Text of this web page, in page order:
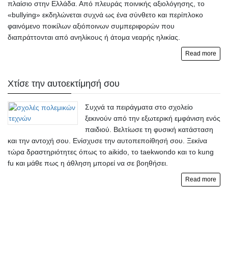
πλαίσιο στην Ελλάδα. Από πλευράς ποινικής αξιολόγησης, το
«bullying» εκδηλώνεται συχνά ως ένα σύνθετο και περίπλοκο
φαινόμενο ποικίλων αξιόποινων συμπεριφορών που
διαπράττονται από ανηλίκους ή άτομα νεαρής ηλικίας.
Read more
Χτίσε την αυτοεκτίμησή σου
Συχνά τα πειράγματα στο σχολείο
ξεκινούν από την εξωτερική εμφάνιση ενός
παιδιού. Βελτίωσε τη φυσική κατάσταση
και την αντοχή σου. Ενίσχυσε την αυτοπεποίθησή σου. Ξεκίνα
τώρα δραστηριότητες όπως το aikido, το taekwondo και το kung
fu και μάθε πως η άθληση μπορεί να σε βοηθήσει.
Read more